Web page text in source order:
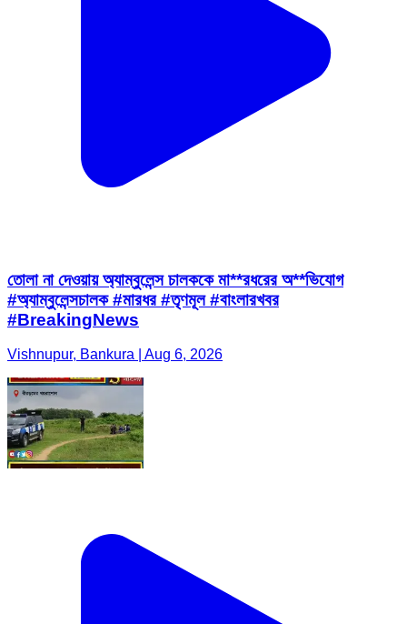
তোলা না দেওয়ায় অ্যাম্বুলেন্স চালককে মা**রধরের অ**ভিযোগ
#অ্যাম্বুলেন্সচালক #মারধর #তৃণমূল #বাংলারখবর
#BreakingNews
Vishnupur, Bankura | Aug 6, 2026